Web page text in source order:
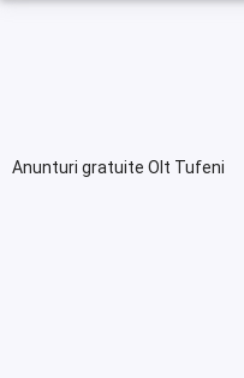
Anunturi gratuite Olt Tufeni